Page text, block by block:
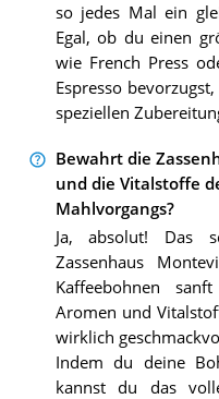
so jedes Mal ein
Egal, ob du einen
wie French Press
Espresso
speziellen
Bewahrt die
und die Vitalstoffe
Mahlvorgangs?
Ja, absolut! Das
Zassenhaus
Kaffeebohnen
Aromen und
wirklich
Indem du deine
kannst du das